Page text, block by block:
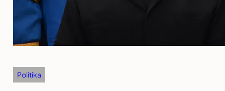
Politika